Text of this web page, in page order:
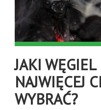
JAKI WĘGIEL
NAJWIĘCEJ
WYBRAĆ?